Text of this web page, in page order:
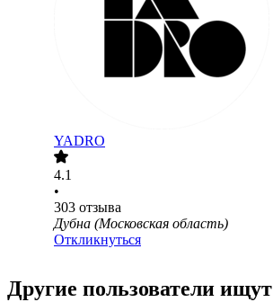
YADRO
4.1
•
303 отзыва
Дубна (Московская область)
Откликнуться
Другие пользователи ищут